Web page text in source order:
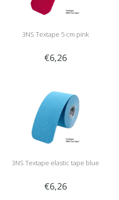
3NS Textape 5 cm pink
€6,26
3NS Textape elastic tape blue
€6,26